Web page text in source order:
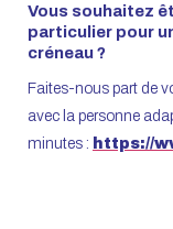
Vous souhaitez
particulier pour
créneau ?
Faites-nous part de
avec la personne
minutes : https://